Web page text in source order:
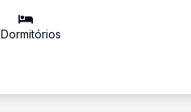
Dormitórios